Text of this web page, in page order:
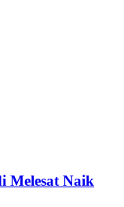
Melesat Naik